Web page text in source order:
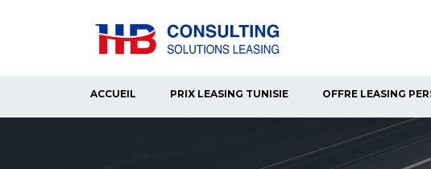
ACCUEIL PRIX LEASING TUNISIE OFFRE LEASING